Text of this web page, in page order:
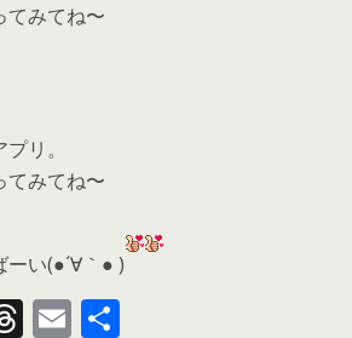
てみてね〜
リ。
てみてね〜
い(●´∀｀● )
T E